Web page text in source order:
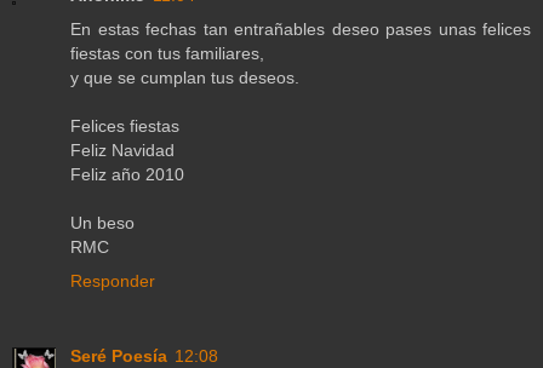
En estas fechas tan entrañables deseo pases unas felices
fiestas con tus familiares,
y que se cumplan tus deseos.
Felices fiestas
Feliz Navidad
Feliz año 2010
Un beso
RMC
Responder
Seré Poesía 12:08